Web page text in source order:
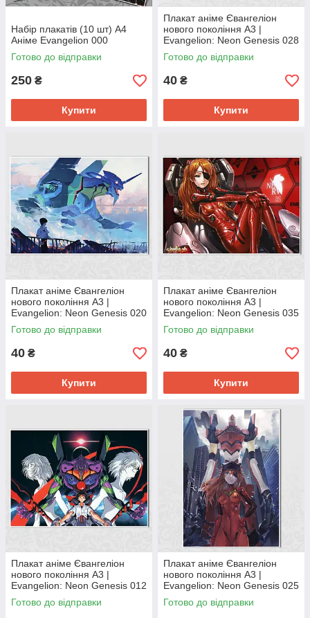
Набір плакатів (10 шт) А4
Аніме Evangelion 000
Готово до відправки
250 ₴
Купити
Плакат аніме Євангеліон
нового покоління А3 |
Evangelion: Neon Genesis 028
Готово до відправки
40 ₴
Купити
Плакат аніме Євангеліон
нового покоління А3 |
Evangelion: Neon Genesis 020
Готово до відправки
40 ₴
Купити
Плакат аніме Євангеліон
нового покоління А3 |
Evangelion: Neon Genesis 035
Готово до відправки
40 ₴
Купити
Плакат аніме Євангеліон
нового покоління А3 |
Evangelion: Neon Genesis 012
Готово до відправки
Плакат аніме Євангеліон
нового покоління А3 |
Evangelion: Neon Genesis 025
Готово до відправки